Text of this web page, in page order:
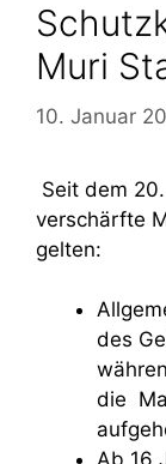
Muri
10. Januar
Seit dem
verschärfte
gelten:
des
die
Ab 16